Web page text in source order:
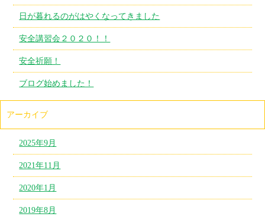
日が暮れるのがはやくなってきました
安全講習会２０２０！！
安全祈願！
ブログ始めました！
アーカイブ
2025年9月
2021年11月
2020年1月
2019年8月